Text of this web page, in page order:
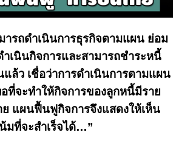
รถดำเนินการธุรกิจตามแผน ย่อม
ำเนินกิจการและสามารถชำระหนี้
แล้ว เชื่อว่าการดำเนินการตามแผน
ที่จะทำให้กิจการของลูกหนี้มีราย
ย แผนฟื้นฟูกิจการจึงแสดงให้เห็น
มที่จะสำเร็จได้…”